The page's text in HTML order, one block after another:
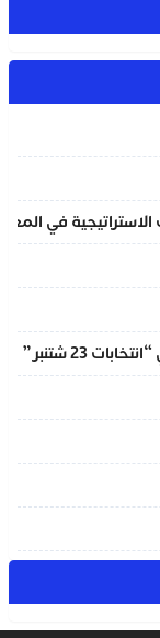
الاستراتيجية في
23 شتنبر”